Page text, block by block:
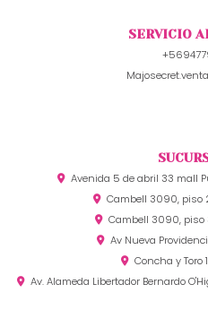
SERVICIO
Avenida 5 de abril 33 mall
Cambell 3090, piso
Cambell 3090, piso
Av Nueva
Concha y Toro
Av. Alameda Libertador Bernardo